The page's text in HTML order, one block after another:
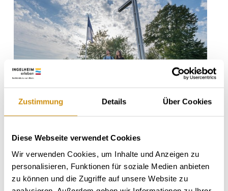
Zustimmung Details Über Cookies
Diese Webseite verwendet Cookies
Wir verwenden Cookies, um Inhalte und Anzeigen zu
personalisieren, Funktionen für soziale Medien anbieten
zu können und die Zugriffe auf unsere Website zu